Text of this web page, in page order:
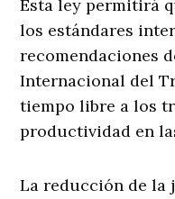
Esta ley permitirá
los estándares
recomendaciones
Internacional del
tiempo libre a los
productividad en
La reducción de la